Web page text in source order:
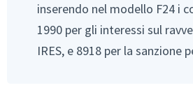
inserendo nel modello F24 i
1990 per gli interessi sul
IRES, e 8918 per la sanzione